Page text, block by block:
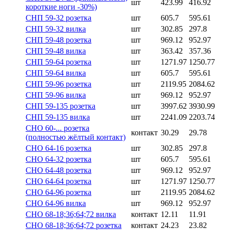
короткие ноги -30%)
шт 423.99
416.92
СНП 59-32 розетка
шт 605.7
595.61
СНП 59-32 вилка
шт 302.85
297.8
СНП 59-48 розетка
шт 969.12
952.97
СНП 59-48 вилка
шт 363.42
357.36
СНП 59-64 розетка
шт 1271.97 1250.77
СНП 59-64 вилка
шт 605.7
595.61
СНП 59-96 розетка
шт 2119.95 2084.62
СНП 59-96 вилка
шт 969.12
952.97
СНП 59-135 розетка
шт 3997.62 3930.99
СНП 59-135 вилка
шт 2241.09 2203.74
СНО 60-... розетка
(полностью жёлтый контакт)
контакт 30.29
29.78
СНО 64-16 розетка
шт 302.85
297.8
СНО 64-32 розетка
шт 605.7
595.61
СНО 64-48 розетка
шт 969.12
952.97
СНО 64-64 розетка
шт 1271.97 1250.77
СНО 64-96 розетка
шт 2119.95 2084.62
СНО 64-96 вилка
шт 969.12
952.97
СНО 68-18;36;64;72 вилка
контакт 12.11
11.91
СНО 68-18;36;64;72 розетка
контакт 24.23
23.82